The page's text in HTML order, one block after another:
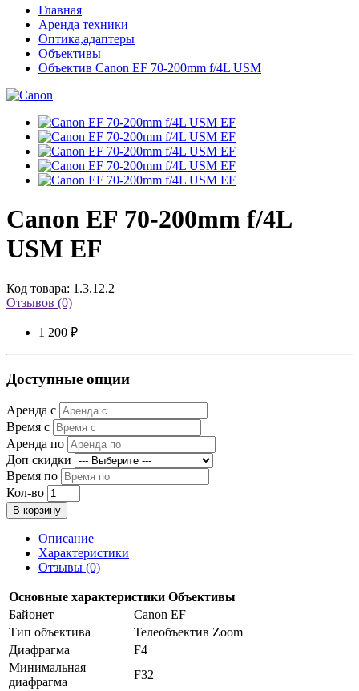
Главная
Аренда техники
Оптика,адаптеры
Объективы
Объектив Canon EF 70-200mm f/4L USM
Canon EF 70-200mm f/4L
USM EF
Код товара: 1.3.12.2
Отзывов (0)
1 200 ₽
Доступные опции
Аренда с
Время с
Аренда по
Доп скидки
Время по
Кол-во
В корзину
Описание
Характеристики
Отзывы (0)
Основные характеристики Объективы
Байонет
Canon EF
Тип объектива
Телеобъектив Zoom
Диафрагма
F4
Минимальная
диафрагма
F32